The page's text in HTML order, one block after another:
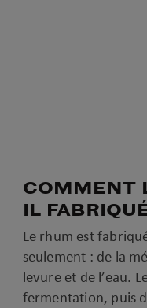
COMMENT
IL
Le rhum est
seulement : de la
levure et de l’eau.
fermentation, puis